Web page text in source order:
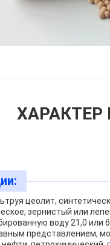
цеолит,
зернистый или
воду 21,0 или
представлением,